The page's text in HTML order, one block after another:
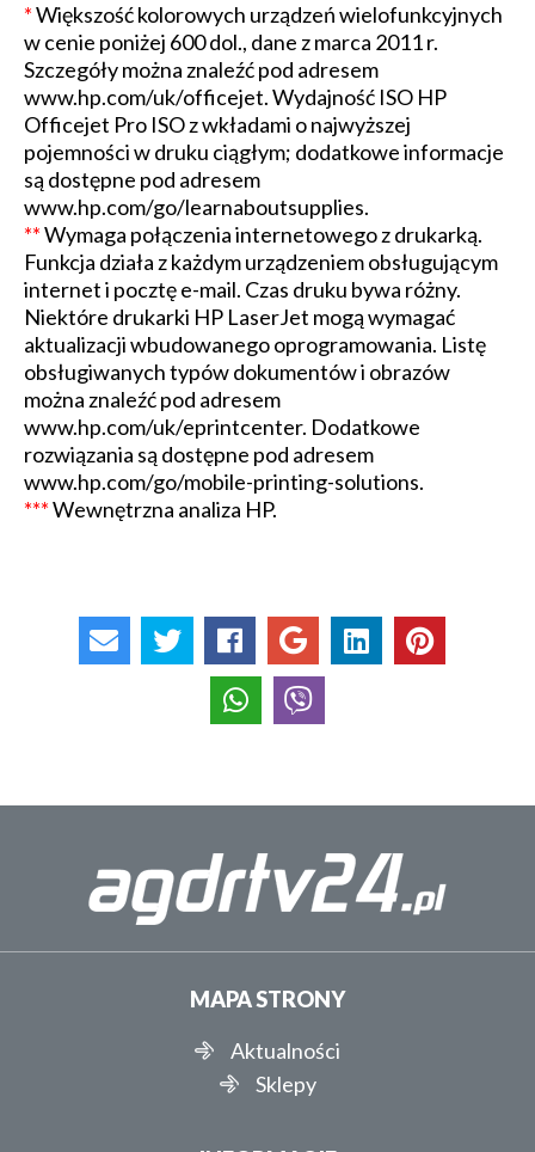
*Większość kolorowych urządzeń wielofunkcyjnych
w cenie poniżej 600 dol., dane z marca 2011 r.
Szczegóły można znaleźć pod adresem
www.hp.com/uk/officejet. Wydajność ISO HP
Officejet Pro ISO z wkładami o najwyższej
pojemności w druku ciągłym; dodatkowe informacje
są dostępne pod adresem
www.hp.com/go/learnaboutsupplies.
**Wymaga połączenia internetowego z drukarką.
Funkcja działa z każdym urządzeniem obsługującym
internet i pocztę e-mail. Czas druku bywa różny.
Niektóre drukarki HP LaserJet mogą wymagać
aktualizacji wbudowanego oprogramowania. Listę
obsługiwanych typów dokumentów i obrazów
można znaleźć pod adresem
www.hp.com/uk/eprintcenter. Dodatkowe
rozwiązania są dostępne pod adresem
www.hp.com/go/mobile-printing-solutions.
***Wewnętrzna analiza HP.
MAPA STRONY
Aktualności
Sklepy